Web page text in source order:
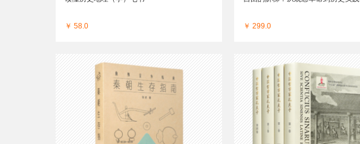
￥ 58.0 ￥ 299.0